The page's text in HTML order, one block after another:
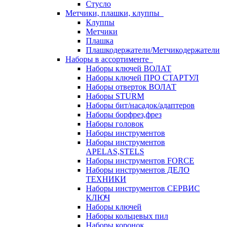
Стусло
Метчики, плашки, клуппы
Клуппы
Метчики
Плашка
Плашкодержатели/Метчикодержатели
Наборы в ассортименте
Наборы ключей ВОЛАТ
Наборы ключей ПРО СТАРТУЛ
Наборы отверток ВОЛАТ
Наборы STURM
Наборы бит/насадок/адаптеров
Наборы борфрез,фрез
Наборы головок
Наборы инструментов
Наборы инструментов
APELAS,STELS
Наборы инструментов FORCE
Наборы инструментов ДЕЛО
ТЕХНИКИ
Наборы инструментов СЕРВИС
КЛЮЧ
Наборы ключей
Наборы кольцевых пил
Наборы коронок